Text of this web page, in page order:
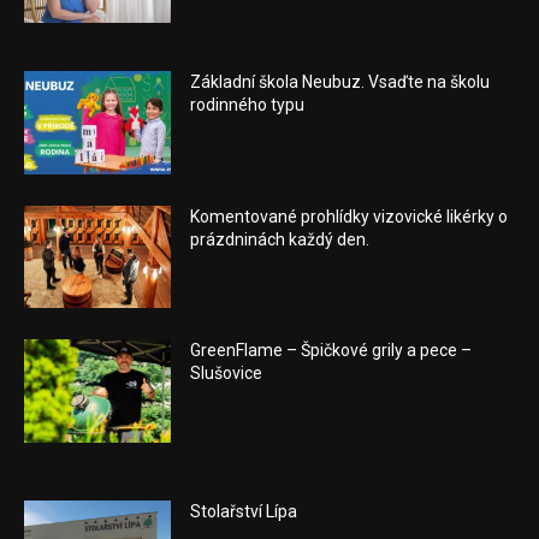
Základní škola Neubuz. Vsaďte na školu
rodinného typu
Komentované prohlídky vizovické likérky o
prázdninách každý den.
GreenFlame – Špičkové grily a pece –
Slušovice
Stolařství Lípa